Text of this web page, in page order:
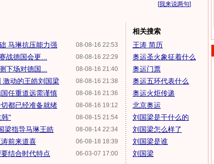
[我来说两句]
08-08-16 22:53
马琳抗压能力强
08-08-16 22:29
战德国会更...
08-08-16 21:40
下场对德国...
08-08-16 21:38
激动的王皓刘国梁
08-08-16 21:36
任重道远需谨慎
08-08-16 19:12
都已经准备就绪
08-08-15 21:54
韩"
08-08-14 22:34
梁指导马琳王皓
06-08-18 18:39
前来道喜
06-03-07 17:00
结合时代特点
相关搜索
王涛 简历
奥运圣火象征着什么
奥运门票
奥运五环代表什么
奥运火炬传递
北京奥运
刘国梁是干什么的
刘国梁怎么样了
刘国梁是谁
刘国梁